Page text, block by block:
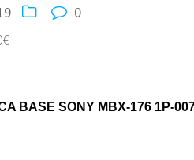
0
€
BASE SONY MBX-176 1P-